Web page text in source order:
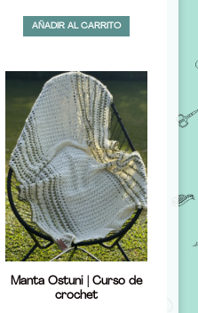
precio
$ 79950.
precio
AÑADIR AL CARRITO
Manta Ostuni | Curso de
crochet